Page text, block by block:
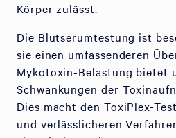
Körper zulässt.
Die Blutserumtestung ist
sie einen umfassenderen
Mykotoxin-Belastung bietet
Schwankungen der
Dies macht den ToxiPlex-
und verlässlicheren